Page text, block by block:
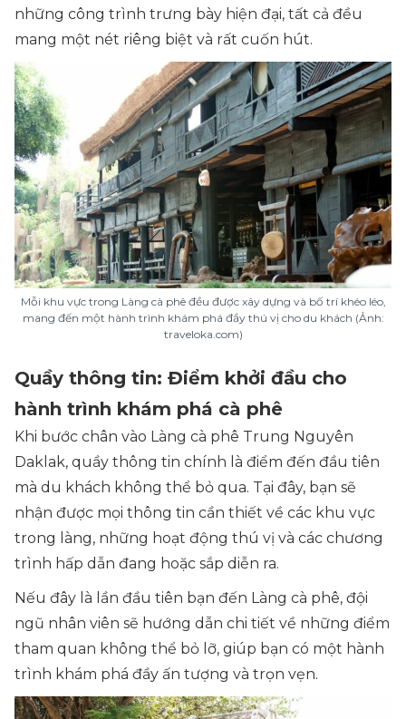
những công trình trưng bày hiện đại, tất cả đều
mang một nét riêng biệt và rất cuốn hút.
Mỗi khu vực trong Làng cà phê đều được xây dựng và bố trí khéo léo,
mang đến một hành trình khám phá đầy thú vị cho du khách (Ảnh:
traveloka.com)
Quầy thông tin: Điểm khởi đầu cho
hành trình khám phá cà phê
Khi bước chân vào Làng cà phê Trung Nguyên
Daklak, quầy thông tin chính là điểm đến đầu tiên
mà du khách không thể bỏ qua. Tại đây, bạn sẽ
nhận được mọi thông tin cần thiết về các khu vực
trong làng, những hoạt động thú vị và các chương
trình hấp dẫn đang hoặc sắp diễn ra.
Nếu đây là lần đầu tiên bạn đến Làng cà phê, đội
ngũ nhân viên sẽ hướng dẫn chi tiết về những điểm
tham quan không thể bỏ lỡ, giúp bạn có một hành
trình khám phá đầy ấn tượng và trọn vẹn.